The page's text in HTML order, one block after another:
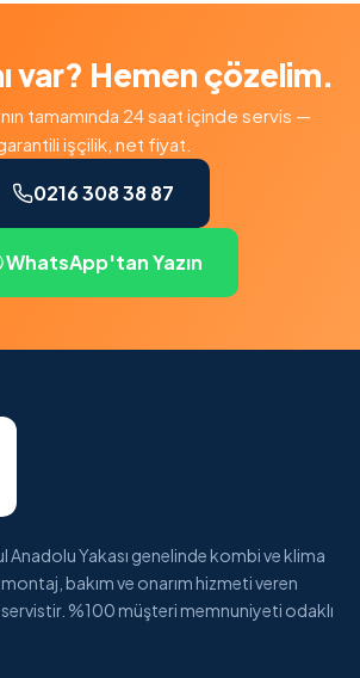
var? Hemen çözelim.
tamamında 24 saat içinde servis —
işçilik, net fiyat.
0216 308 38 87
WhatsApp'tan Yazın
Anadolu Yakası genelinde kombi ve klima
bakım ve onarım hizmeti veren
%100 müşteri memnuniyeti odaklı